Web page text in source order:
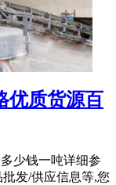
优质货源百
少钱一吨详细参
发/供应信息等,您